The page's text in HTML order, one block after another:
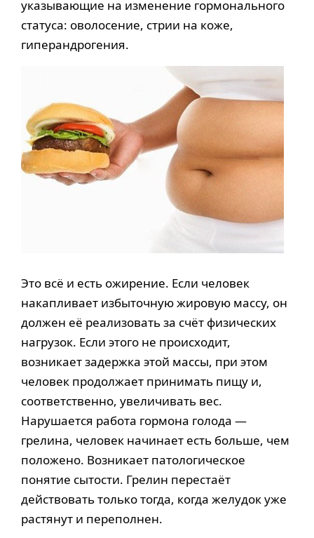
указывающие на изменение гормонального
статуса: оволосение, стрии на коже,
гиперандрогения.
Это всё и есть ожирение. Если человек
накапливает избыточную жировую массу, он
должен её реализовать за счёт физических
нагрузок. Если этого не происходит,
возникает задержка этой массы, при этом
человек продолжает принимать пищу и,
соответственно, увеличивать вес.
Нарушается работа гормона голода —
грелина, человек начинает есть больше, чем
положено. Возникает патологическое
понятие сытости. Грелин перестаёт
действовать только тогда, когда желудок уже
растянут и переполнен.